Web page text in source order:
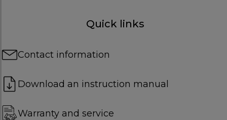
Quick links
Contact information
Download an instruction manual
Warranty and service